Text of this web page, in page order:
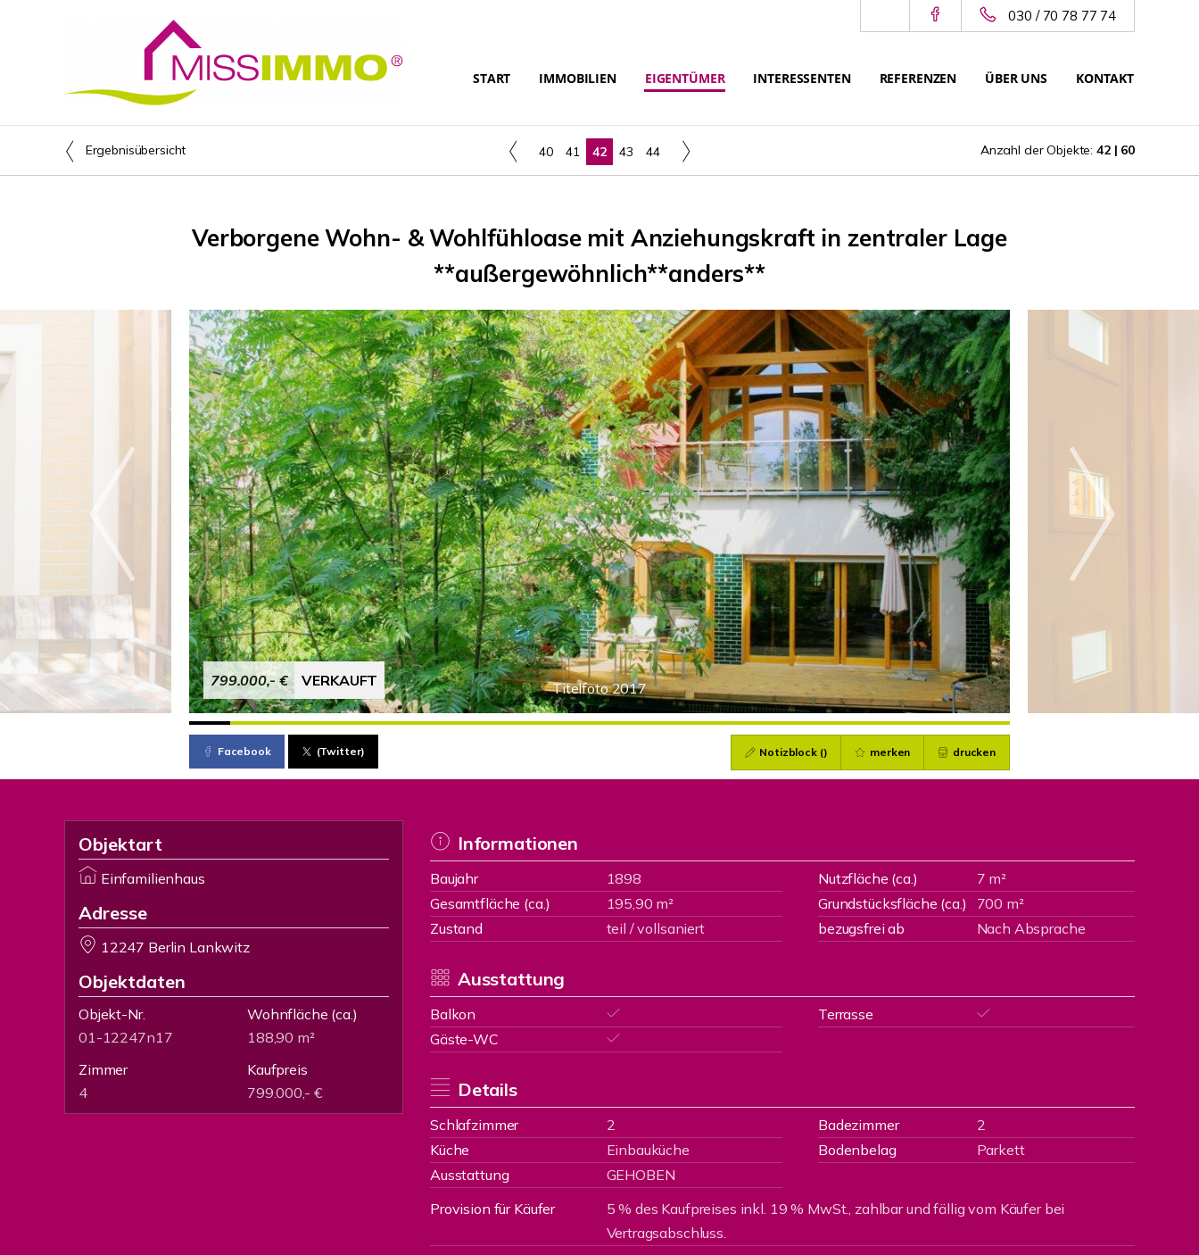
030 / 70 78 77 74
START IMMOBILIEN EIGENTÜMER INTERESSENTEN REFERENZEN ÜBER UNS KONTAKT
Ergebnisübersicht 40 41 42 43 44 Anzahl der Objekte: 42 | 60
Verborgene Wohn- & Wohlfühloase mit Anziehungskraft in zentraler Lage
**außergewöhnlich**anders**
Titelfoto 2017
799.000,- € VERKAUFT
Facebook (Twitter) Notizblock () merken drucken
Objektart
Einfamilienhaus
Adresse
12247 Berlin Lankwitz
Objektdaten
Objekt-Nr.
01-12247n17
Wohnfläche (ca.)
188,90 m²
Zimmer
4
Kaufpreis
799.000,- €
Informationen
Baujahr 1898 Nutzfläche (ca.)
7 m²
Gesamtfläche (ca.)
195,90 m² Grundstücksfläche (ca.)
700 m²
Zustand
teil / vollsaniert bezugsfrei ab Nach Absprache
Ausstattung
Balkon
Terrasse
Gäste-WC
Details
Schlafzimmer 2 Badezimmer
2
Küche
Einbauküche Bodenbelag
Parkett
Ausstattung
GEHOBEN
Provision für Käufer
5 % des Kaufpreises inkl. 19 % MwSt., zahlbar und fällig vom Käufer bei
Vertragsabschluss.